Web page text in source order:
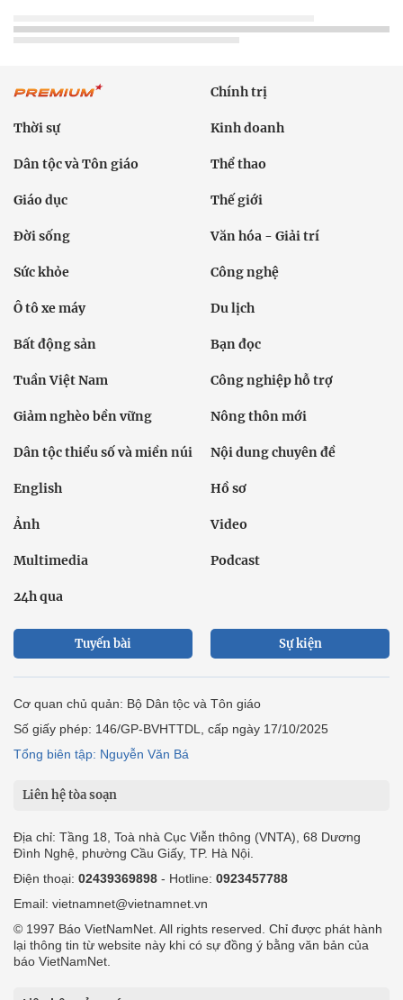
Chính trị
Thời sự Kinh doanh
Dân tộc và Tôn giáo Thể thao
Giáo dục Thế giới
Đời sống Văn hóa - Giải trí
Sức khỏe Công nghệ
Ô tô xe máy Du lịch
Bất động sản Bạn đọc
Tuần Việt Nam Công nghiệp hỗ trợ
Giảm nghèo bền vững Nông thôn mới
Dân tộc thiểu số và miền núi Nội dung chuyên đề
English Hồ sơ
Ảnh Video
Multimedia Podcast
24h qua
Tuyến bài Sự kiện
Cơ quan chủ quản: Bộ Dân tộc và Tôn giáo
Số giấy phép: 146/GP-BVHTTDL, cấp ngày 17/10/2025
Tổng biên tập: Nguyễn Văn Bá
Liên hệ tòa soạn
Địa chỉ: Tầng 18, Toà nhà Cục Viễn thông (VNTA), 68 Dương
Đình Nghệ, phường Cầu Giấy, TP. Hà Nội.
Điện thoại: 02439369898 - Hotline: 0923457788
Email: vietnamnet@vietnamnet.vn
© 1997 Báo VietNamNet. All rights reserved. Chỉ được phát hành
lại thông tin từ website này khi có sự đồng ý bằng văn bản của
báo VietNamNet.